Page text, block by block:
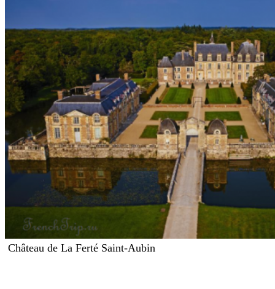
Château de La Ferté Saint-Aubin